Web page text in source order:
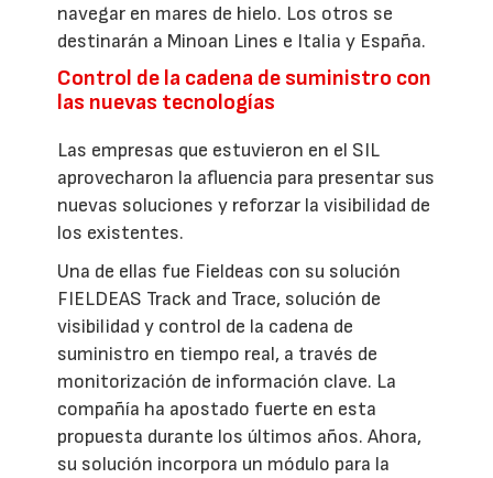
navegar en mares de hielo. Los otros se
destinarán a Minoan Lines e Italia y España.
Control de la cadena de suministro con
las nuevas tecnologías
Las empresas que estuvieron en el SIL
aprovecharon la afluencia para presentar sus
nuevas soluciones y reforzar la visibilidad de
los existentes.
Una de ellas fue Fieldeas con su solución
FIELDEAS Track and Trace, solución de
visibilidad y control de la cadena de
suministro en tiempo real, a través de
monitorización de información clave. La
compañía ha apostado fuerte en esta
propuesta durante los últimos años. Ahora,
su solución incorpora un módulo para la